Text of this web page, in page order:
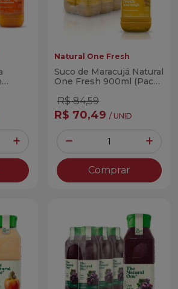
Adicionar Quantidade
Natural One Fresh
Suco de Maracujá Natural
One Fresh 900ml (Pack
R$ 84,59
R$ 70,49 / UNID
Diminuir Quantidade
Quantidade
Comprar